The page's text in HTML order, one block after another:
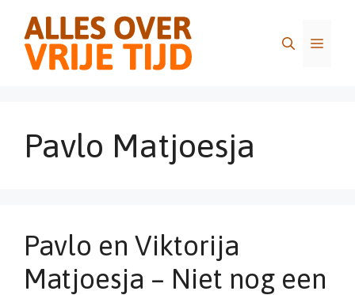
inhoud
Menu
Pavlo Matjoesja
Pavlo en Viktorija
Matjoesja – Niet nog een